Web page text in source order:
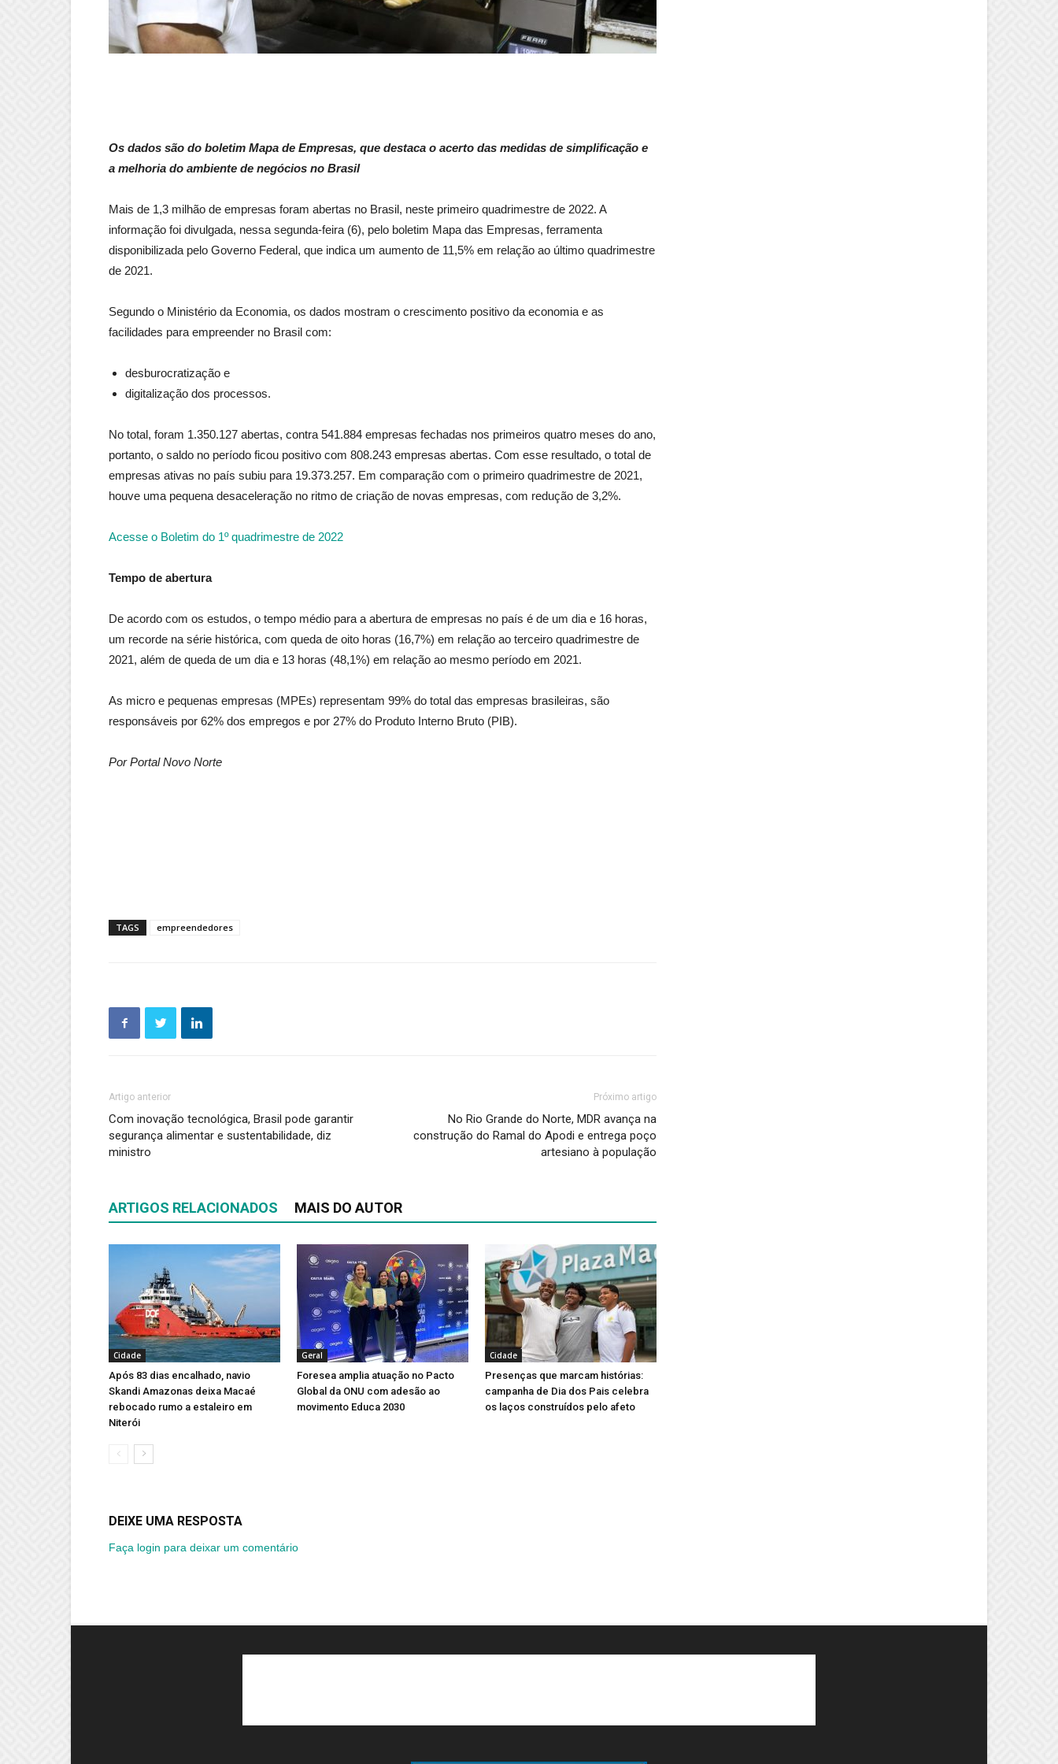
Os dados são do boletim Mapa de Empresas, que destaca o acerto das medidas de simplificação e
a melhoria do ambiente de negócios no Brasil
Mais de 1,3 milhão de empresas foram abertas no Brasil, neste primeiro quadrimestre de 2022. A
informação foi divulgada, nessa segunda-feira (6), pelo boletim Mapa das Empresas, ferramenta
disponibilizada pelo Governo Federal, que indica um aumento de 11,5% em relação ao último quadrimestre
de 2021.
Segundo o Ministério da Economia, os dados mostram o crescimento positivo da economia e as
facilidades para empreender no Brasil com:
desburocratização e
digitalização dos processos.
No total, foram 1.350.127 abertas, contra 541.884 empresas fechadas nos primeiros quatro meses do ano,
portanto, o saldo no período ficou positivo com 808.243 empresas abertas. Com esse resultado, o total de
empresas ativas no país subiu para 19.373.257. Em comparação com o primeiro quadrimestre de 2021,
houve uma pequena desaceleração no ritmo de criação de novas empresas, com redução de 3,2%.
Acesse o Boletim do 1º quadrimestre de 2022
Tempo de abertura
De acordo com os estudos, o tempo médio para a abertura de empresas no país é de um dia e 16 horas,
um recorde na série histórica, com queda de oito horas (16,7%) em relação ao terceiro quadrimestre de
2021, além de queda de um dia e 13 horas (48,1%) em relação ao mesmo período em 2021.
As micro e pequenas empresas (MPEs) representam 99% do total das empresas brasileiras, são
responsáveis por 62% dos empregos e por 27% do Produto Interno Bruto (PIB).
Por Portal Novo Norte
TAGS empreendedores
Artigo anterior
Com inovação tecnológica, Brasil pode garantir
segurança alimentar e sustentabilidade, diz
ministro
Próximo artigo
No Rio Grande do Norte, MDR avança na
construção do Ramal do Apodi e entrega poço
artesiano à população
ARTIGOS RELACIONADOS MAIS DO AUTOR
Cidade
Após 83 dias encalhado, navio
Skandi Amazonas deixa Macaé
rebocado rumo a estaleiro em
Niterói
Geral
Foresea amplia atuação no Pacto
Global da ONU com adesão ao
movimento Educa 2030
Cidade
Presenças que marcam histórias:
campanha de Dia dos Pais celebra
os laços construídos pelo afeto
DEIXE UMA RESPOSTA
Faça login para deixar um comentário